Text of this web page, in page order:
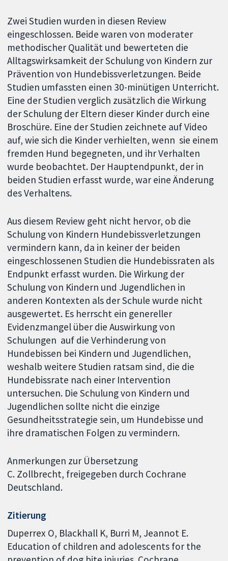
Zwei Studien wurden in diesen Review
eingeschlossen. Beide waren von moderater
methodischer Qualität und bewerteten die
Alltagswirksamkeit der Schulung von Kindern zur
Prävention von Hundebissverletzungen. Beide
Studien umfassten einen 30-minütigen Unterricht.
Eine der Studien verglich zusätzlich die Wirkung
der Schulung der Eltern dieser Kinder durch eine
Broschüre. Eine der Studien zeichnete auf Video
auf, wie sich die Kinder verhielten, wenn sie einem
fremden Hund begegneten, und ihr Verhalten
wurde beobachtet. Der Hauptendpunkt, der in
beiden Studien erfasst wurde, war eine Änderung
des Verhaltens.
Aus diesem Review geht nicht hervor, ob die
Schulung von Kindern Hundebissverletzungen
vermindern kann, da in keiner der beiden
eingeschlossenen Studien die Hundebissraten als
Endpunkt erfasst wurden. Die Wirkung der
Schulung von Kindern und Jugendlichen in
anderen Kontexten als der Schule wurde nicht
ausgewertet. Es herrscht ein genereller
Evidenzmangel über die Auswirkung von
Schulungen auf die Verhinderung von
Hundebissen bei Kindern und Jugendlichen,
weshalb weitere Studien ratsam sind, die die
Hundebissrate nach einer Intervention
untersuchen. Die Schulung von Kindern und
Jugendlichen sollte nicht die einzige
Gesundheitsstrategie sein, um Hundebisse und
ihre dramatischen Folgen zu vermindern.
Anmerkungen zur Übersetzung
C. Zollbrecht, freigegeben durch Cochrane
Deutschland.
Zitierung
Duperrex O, Blackhall K, Burri M, Jeannot E.
Education of children and adolescents for the